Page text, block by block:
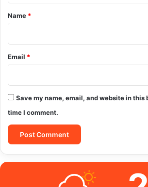
*
Name *
Email *
Save my name, email, and website in this
time I comment.